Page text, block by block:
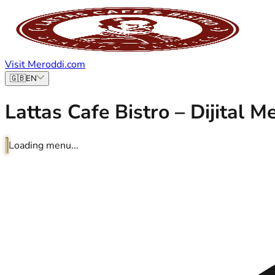
Visit Meroddi.com
🇬🇧EN
Lattas Cafe Bistro – Dijital
Loading menu...